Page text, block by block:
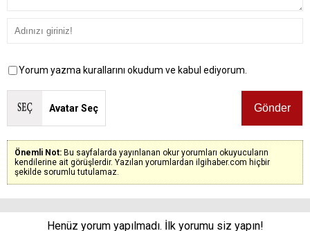
Yorum yazma kurallarını okudum ve kabul ediyorum.
Avatar Seç
Önemli Not: Bu sayfalarda yayınlanan okur yorumları okuyucuların
kendilerine ait görüşlerdir. Yazılan yorumlardan ilgihaber.com hiçbir
şekilde sorumlu tutulamaz.
Henüz yorum yapılmadı. İlk yorumu siz yapın!